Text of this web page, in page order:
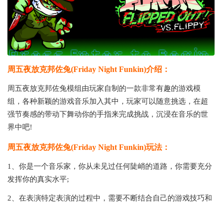
周五夜放克邦佐兔(Friday Night Funkin)介绍：
周五夜放克邦佐兔模组由玩家自制的一款非常有趣的游戏模
组，各种新颖的游戏音乐加入其中，玩家可以随意挑选，在超
强节奏感的带动下舞动你的手指来完成挑战，沉浸在音乐的世
界中吧!
周五夜放克邦佐兔(Friday Night Funkin)玩法：
1、你是一个音乐家，你从未见过任何陡峭的道路，你需要充分
发挥你的真实水平;
2、在表演特定表演的过程中，需要不断结合自己的游戏技巧和